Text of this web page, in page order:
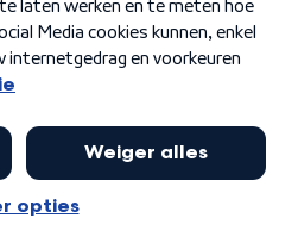
UIT DE
NOG
Now